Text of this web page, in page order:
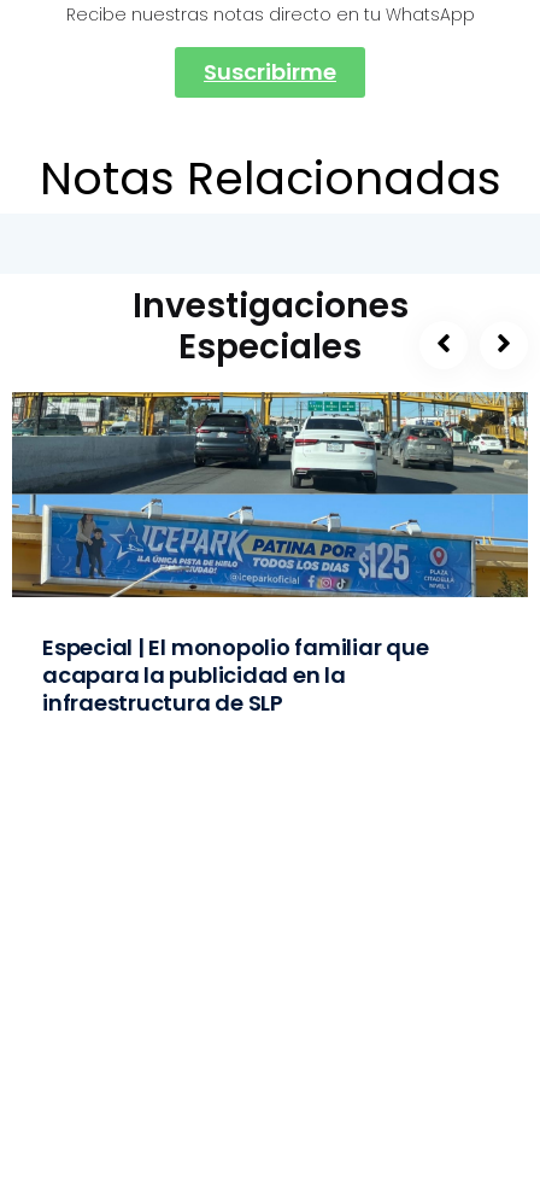
Recibe nuestras notas directo en tu WhatsApp
Suscribirme
Notas Relacionadas
Investigaciones
Especiales
Especial | El monopolio familiar que
acapara la publicidad en la
infraestructura de SLP